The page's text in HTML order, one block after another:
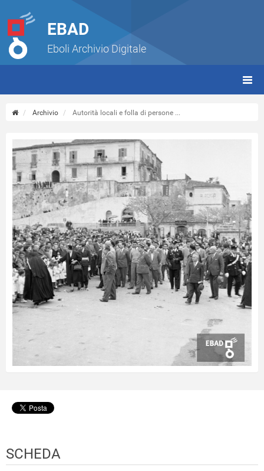
EBAD
Eboli Archivio Digitale
Archivio Autorità locali e folla di persone ...
SCHEDA